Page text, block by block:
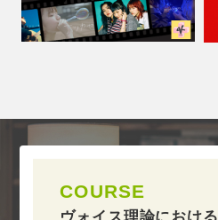
COURSE